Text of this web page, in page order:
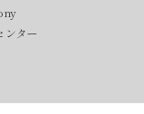
ンター